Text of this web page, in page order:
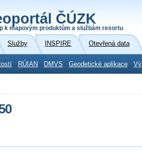
ČÚZK
k mapovým produktům a službám resortu
Služby INSPIRE Otevřená data
RÚIAN DMVS Geodetické aplikace